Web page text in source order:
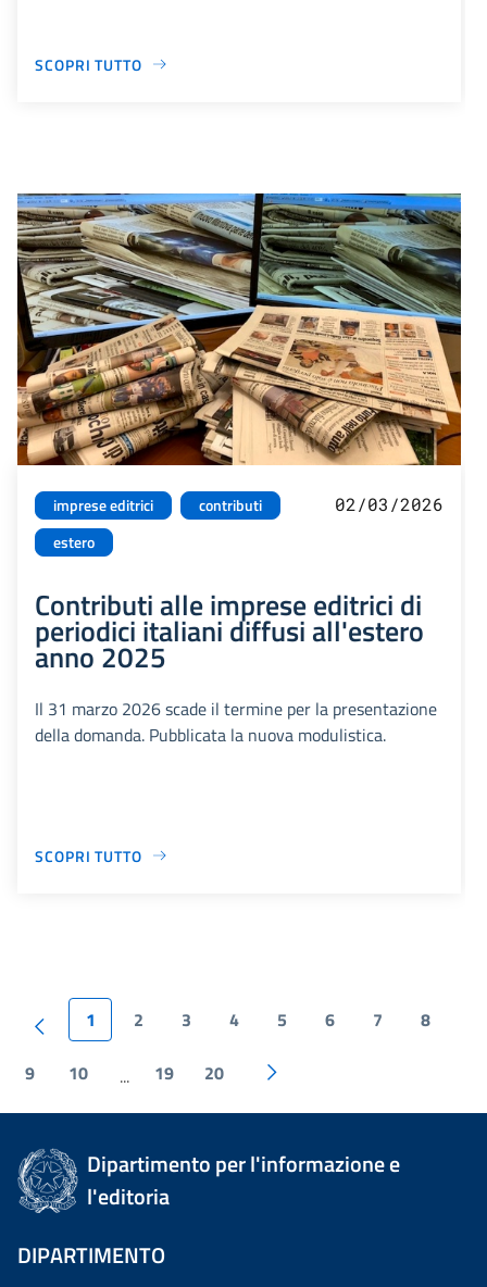
SCOPRI TUTTO
imprese editrici
contributi
estero
02/03/2026
Contributi alle imprese editrici di
periodici italiani diffusi all'estero
anno 2025
Il 31 marzo 2026 scade il termine per la presentazione
della domanda. Pubblicata la nuova modulistica.
SCOPRI TUTTO
1 2 3 4 5 6 7 8
9 10 ... 19 20
Dipartimento per l'informazione e
l'editoria
DIPARTIMENTO